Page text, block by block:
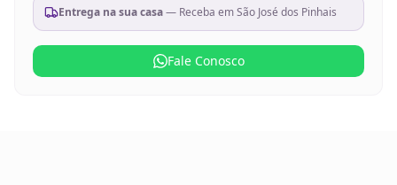
Entrega na sua casa— Receba emSão José dos Pinhais
Fale Conosco